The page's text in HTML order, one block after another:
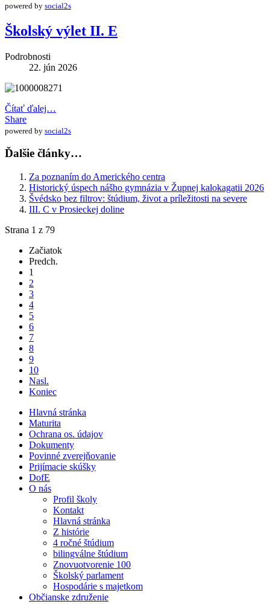
powered by social2s
Školský výlet II. E
Podrobnosti
22. jún 2026
Čítať ďalej…
Share
powered by social2s
Ďalšie články…
Za poznaním do Amerického centra
Historický úspech nášho gymnázia v Župnej kalokagatii 2026
Švédsko bez filtrov: štúdium, život a príležitosti na severe
III. C v Prosieckej doline
Strana 1 z 79
Začiatok
Predch.
1
2
3
4
5
6
7
8
9
10
Nasl.
Koniec
Hlavná stránka
Maturita
Ochrana os. údajov
Dokumenty
Povinné zverejňovanie
Prijímacie skúšky
DofE
O nás
Profil školy
Kontakt
Hlavná stránka
Z histórie
4 ročné štúdium
bilingválne štúdium
Znovuotvorenie 100
Školský parlament
Hospodárie s majetkom
Občianske združenie